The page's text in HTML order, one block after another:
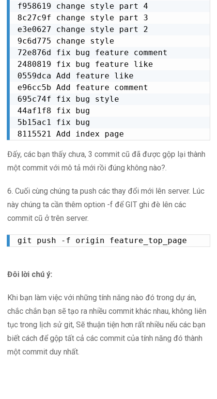
f958619 change style part 4
8c27c9f change style part 3
e3e0627 change style part 2
9c6d775 change style
72e876d fix bug feature comment
2480819 fix bug feature like
0559dca Add feature like
e96cc5b Add feature comment
695c74f fix bug style
44af1f8 fix bug
5b15ac1 fix bug
8115521 Add index page
Đấy, các bạn thấy chưa, 3 commit cũ đã được gộp lại thành
một commit với mô tả mới rồi đúng không nào?.
6. Cuối cùng chúng ta push các thay đổi mới lên server. Lúc
này chúng ta cần thêm option -f để GIT ghi đè lên các
commit cũ ở trên server.
git push -f origin feature_top_page
Đôi lời chú ý:
Khi bạn làm việc với những tính năng nào đó trong dự án,
chắc chắn bạn sẽ tạo ra nhiều commit khác nhau, không liên
tục trong lịch sử git, Sẽ thuận tiện hơn rất nhiều nếu các bạn
biết cách để gộp tất cả các commit của tính năng đó thành
một commit duy nhất.